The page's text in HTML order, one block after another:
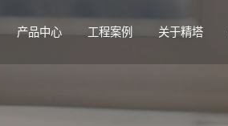
产品中心 工程案例 关于精塔